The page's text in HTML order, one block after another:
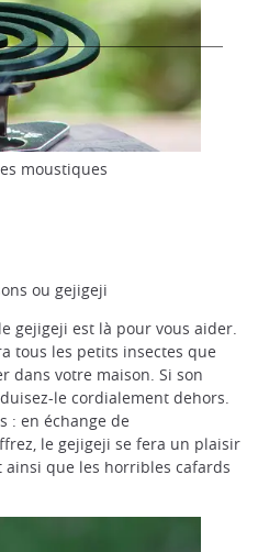
moustiques
ou gejigeji
gejigeji est là pour vous aider.
tous les petits insectes que
dans votre maison. Si son
le cordialement dehors.
: en échange de
le gejigeji se fera un plaisir
que les horribles cafards